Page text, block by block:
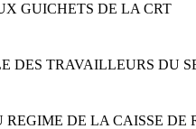
GUICHETS DE LA CRT
DES TRAVAILLEURS DU
DE LA CAISSE DE